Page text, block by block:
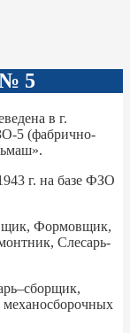
5
в г.
5 (фабрично-
г. на базе ФЗО
Формовщик,
Слесарь-
механосборочных